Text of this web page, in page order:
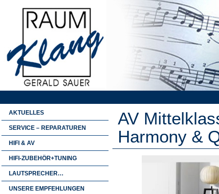
AKTUELLES
SERVICE – REPARATUREN
HIFI & AV
HIFI-ZUBEHÖR+TUNING
LAUTSPRECHER…
UNSERE EMPFEHLUNGEN
AV
Harmony &